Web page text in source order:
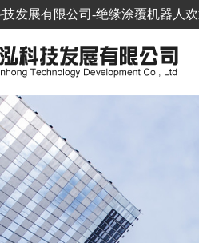
发展有限公司-绝缘涂覆机器人